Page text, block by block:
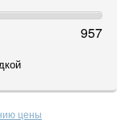
957
цены